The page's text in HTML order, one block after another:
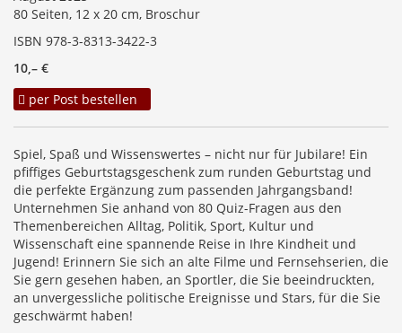
80 Seiten, 12 x 20 cm, Broschur
ISBN 978-3-8313-3422-3
10,– €
per Post bestellen
Spiel, Spaß und Wissenswertes – nicht nur für Jubilare! Ein
pfiffiges Geburtstagsgeschenk zum runden Geburtstag und
die perfekte Ergänzung zum passenden Jahrgangsband!
Unternehmen Sie anhand von 80 Quiz-Fragen aus den
Themenbereichen Alltag, Politik, Sport, Kultur und
Wissenschaft eine spannende Reise in Ihre Kindheit und
Jugend! Erinnern Sie sich an alte Filme und Fernsehserien, die
Sie gern gesehen haben, an Sportler, die Sie beeindruckten,
an unvergessliche politische Ereignisse und Stars, für die Sie
geschwärmt haben!